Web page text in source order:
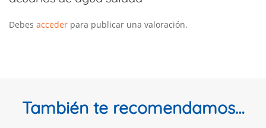
Debes acceder para publicar una valoración.
También te recomendamos…